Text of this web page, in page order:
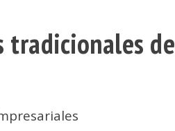
tradicionales de